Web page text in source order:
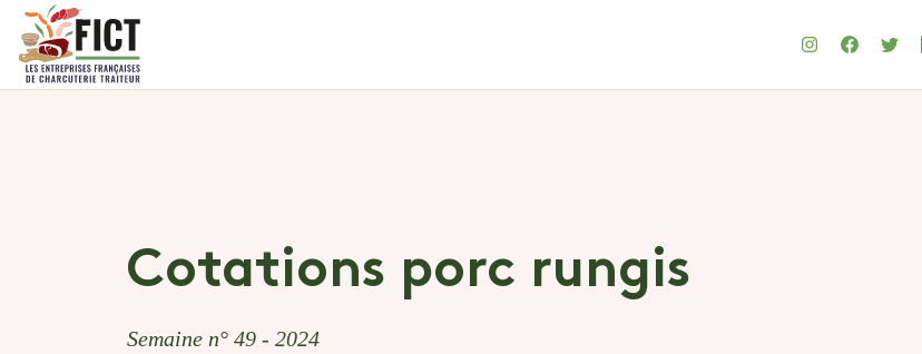
Cotations porc rungis
Semaine n° 49 - 2024